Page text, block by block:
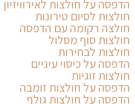
הדפסה על חולצות לאירוויזיון
חולצות לסיום טירונות
חולצה רקומה עם הדפסה
חולצות סוף מסלול
חולצות לבחירות
הדפסה על כיסוי עיניים
חולצות זוגיות
הדפסה על חולצות זומבה
הדפסה על חולצות גולף